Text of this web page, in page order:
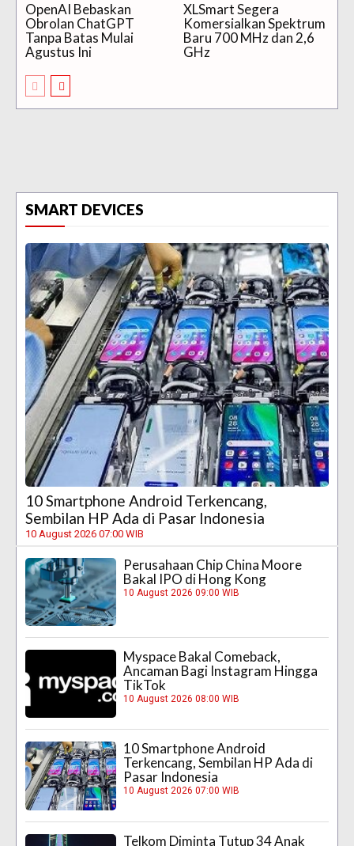
OpenAI Bebaskan
Obrolan ChatGPT
Tanpa Batas Mulai
Agustus Ini
XLSmart Segera
Komersialkan Spektrum
Baru 700 MHz dan 2,6
GHz
SMART DEVICES
10 Smartphone Android Terkencang,
Sembilan HP Ada di Pasar Indonesia
10 August 2026 07:00 WIB
Perusahaan Chip China Moore
Bakal IPO di Hong Kong
10 August 2026 09:00 WIB
Myspace Bakal Comeback,
Ancaman Bagi Instagram Hingga
TikTok
10 August 2026 08:00 WIB
10 Smartphone Android
Terkencang, Sembilan HP Ada di
Pasar Indonesia
10 August 2026 07:00 WIB
Telkom Diminta Tutup 34 Anak